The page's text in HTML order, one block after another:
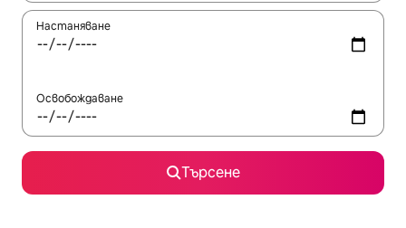
Настаняване
Освобождаване
Търсене